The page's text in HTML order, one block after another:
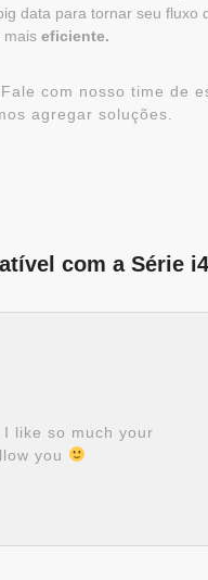
data para tornar seu fluxo
mais eficiente.
com nosso time de
agregar soluções.
com a Série
like so much your
you